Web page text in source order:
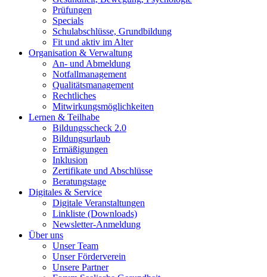
Prüfungen
Specials
Schulabschlüsse, Grundbildung
Fit und aktiv im Alter
Organisation & Verwaltung
An- und Abmeldung
Notfallmanagement
Qualitätsmanagement
Rechtliches
Mitwirkungsmöglichkeiten
Lernen & Teilhabe
Bildungsscheck 2.0
Bildungsurlaub
Ermäßigungen
Inklusion
Zertifikate und Abschlüsse
Beratungstage
Digitales & Service
Digitale Veranstaltungen
Linkliste (Downloads)
Newsletter-Anmeldung
Über uns
Unser Team
Unser Förderverein
Unsere Partner